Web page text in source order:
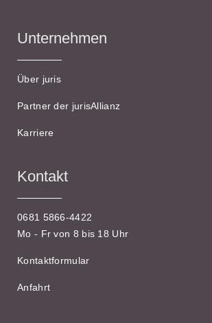
Unternehmen
Über juris
Partner der jurisAllianz
Karriere
Kontakt
0681 5866-4422
Mo - Fr von 8 bis 18 Uhr
Kontaktformular
Anfahrt